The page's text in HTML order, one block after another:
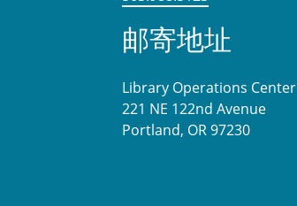
邮寄地址
Library Operations Center
221 NE 122nd Avenue
Portland, OR 97230